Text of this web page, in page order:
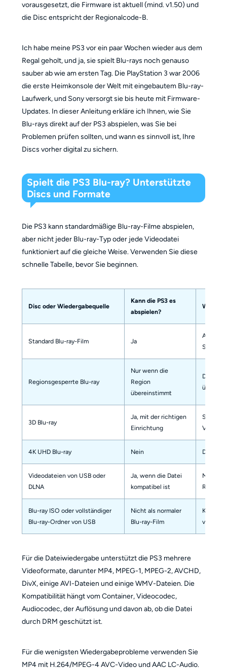
vorausgesetzt, die Firmware ist aktuell (mind. v1.50) und
die Disc entspricht der Regionalcode-B.
Ich habe meine PS3 vor ein paar Wochen wieder aus dem
Regal geholt, und ja, sie spielt Blu-rays noch genauso
sauber ab wie am ersten Tag. Die PlayStation 3 war 2006
die erste Heimkonsole der Welt mit eingebautem Blu-ray-
Laufwerk, und Sony versorgt sie bis heute mit Firmware-
Updates. In dieser Anleitung erkläre ich Ihnen, wie Sie
Blu-rays direkt auf der PS3 abspielen, was Sie bei
Problemen prüfen sollten, und wann es sinnvoll ist, Ihre
Discs vorher digital zu sichern.
Spielt die PS3 Blu-ray? Unterstützte
Discs und Formate
Die PS3 kann standardmäßige Blu-ray-Filme abspielen,
aber nicht jeder Blu-ray-Typ oder jede Videodatei
funktioniert auf die gleiche Weise. Verwenden Sie diese
schnelle Tabelle, bevor Sie beginnen.
Disc oder Wiedergabequelle
Kann die PS3 es
abspielen?
Was zu
Standard Blu-ray-Film Ja
Sie eine
Regionsgesperrte Blu-ray
Nur wenn die
Region
übereinstimmt
Die Blu-
3D Blu-ray
Ja, mit der richtigen
Einrichtung
Sie
4K UHD Blu-ray Nein Die
Videodateien von USB oder
DLNA
Ja, wenn die Datei
kompatibel ist
MP4
Regel
Blu-ray ISO oder vollständiger
Blu-ray-Ordner von USB
Nicht als normaler
Blu-ray-Film
von der
Für die Dateiwiedergabe unterstützt die PS3 mehrere
Videoformate, darunter MP4, MPEG-1, MPEG-2, AVCHD,
DivX, einige AVI-Dateien und einige WMV-Dateien. Die
Kompatibilität hängt vom Container, Videocodec,
Audiocodec, der Auflösung und davon ab, ob die Datei
durch DRM geschützt ist.
Für die wenigsten Wiedergabeprobleme verwenden Sie
MP4 mit H.264/MPEG-4 AVC-Video und AAC LC-Audio.